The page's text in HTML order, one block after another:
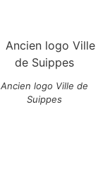
Ancien logo Ville de
Suippes